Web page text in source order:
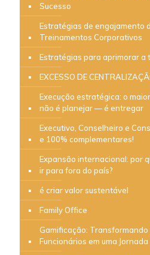
Sucesso
Estratégias de engajamento
Treinamentos Corporativos
Estratégias para aprimorar a
EXCESSO DE
Execução estratégica: o
não é planejar — é entregar
Executivo, Conselheiro e
e 100% complementares!
Expansão internacional: por
ir para fora do país?
é criar valor sustentável
Family Office
Gamificação: Transformando
Funcionários em uma